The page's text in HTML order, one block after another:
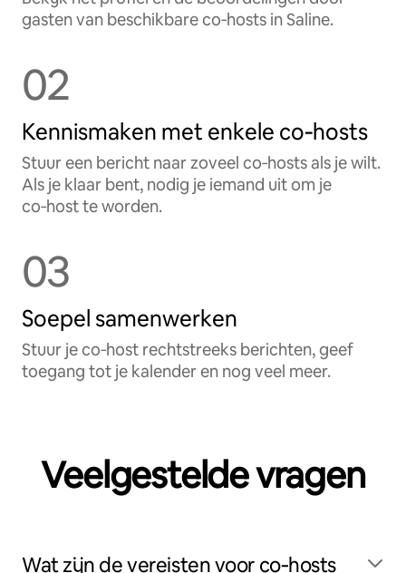
gasten van beschikbare co‑hosts in Saline.
02
Kennismaken met enkele co‑hosts
Stuur een bericht naar zoveel co‑hosts als je wilt.
Als je klaar bent, nodig je iemand uit om je
co‑host te worden.
03
Soepel samenwerken
Stuur je co‑host rechtstreeks berichten, geef
toegang tot je kalender en nog veel meer.
Veelgestelde vragen
Wat zijn de vereisten voor co‑hosts